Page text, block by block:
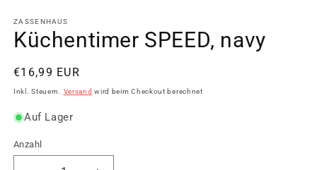
in
Modal
öffnen
ZASSENHAUS
Küchentimer SPEED, navy
Normaler
Preis
€16,99 EUR
Inkl. Steuern. Versand wird beim Checkout berechnet
Auf Lager
Anzahl